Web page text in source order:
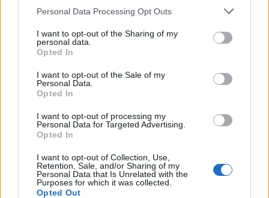
Please note that this website/app uses one or more Google
not limited to your visit or usage behaviour. You may click to
grant or deny consent to Google and its third-party tags to
use your data for below specified purposes in below Google
consent section.
Personal Data Processing Opt Outs
I want to opt-out of the Sharing of my
personal data.
Opted In
I want to opt-out of the Sale of my
Personal Data.
Opted In
I want to opt-out of processing my
Personal Data for Targeted Advertising.
Opted In
I want to opt-out of Collection, Use,
Retention, Sale, and/or Sharing of my
Personal Data that Is Unrelated with the
Purposes for which it was collected.
Opted Out
Nagy igazolás - Sokszoros bajnok érkezik a
Fehérvárhoz